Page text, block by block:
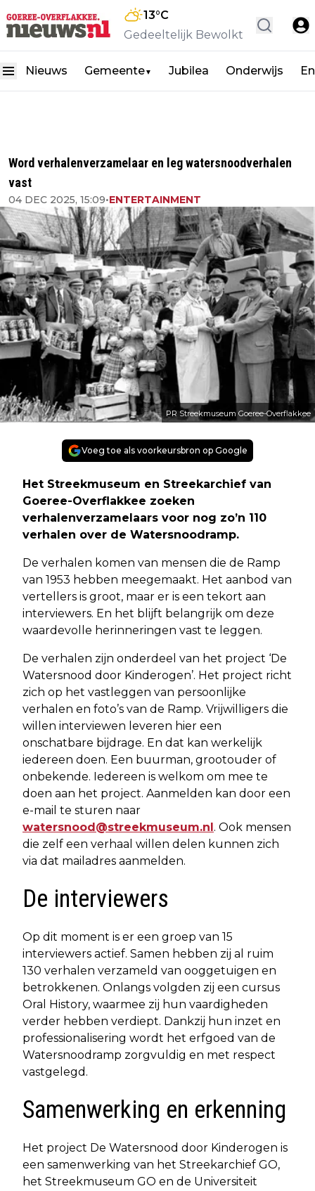
13°C
Gedeeltelijk Bewolkt
Nieuws Gemeente▼ Jubilea Onderwijs
Word verhalenverzamelaar en leg watersnoodverhalen
vast
04 DEC 2025, 15:09•ENTERTAINMENT
PR Streekmuseum Goeree-Overflakkee
Voeg toe als voorkeursbron op Google
Het Streekmuseum en Streekarchief van
Goeree-Overflakkee zoeken
verhalenverzamelaars voor nog zo’n 110
verhalen over de Watersnoodramp.
De verhalen komen van mensen die de Ramp
van 1953 hebben meegemaakt. Het aanbod van
vertellers is groot, maar er is een tekort aan
interviewers. En het blijft belangrijk om deze
waardevolle herinneringen vast te leggen.
De verhalen zijn onderdeel van het project ‘De
Watersnood door Kinderogen’. Het project richt
zich op het vastleggen van persoonlijke
verhalen en foto’s van de Ramp. Vrijwilligers die
willen interviewen leveren hier een
onschatbare bijdrage. En dat kan werkelijk
iedereen doen. Een buurman, grootouder of
onbekende. Iedereen is welkom om mee te
doen aan het project. Aanmelden kan door een
e-mail te sturen naar
watersnood@streekmuseum.nl . Ook mensen
die zelf een verhaal willen delen kunnen zich
via dat mailadres aanmelden.
De interviewers
Op dit moment is er een groep van 15
interviewers actief. Samen hebben zij al ruim
130 verhalen verzameld van ooggetuigen en
betrokkenen. Onlangs volgden zij een cursus
Oral History, waarmee zij hun vaardigheden
verder hebben verdiept. Dankzij hun inzet en
professionalisering wordt het erfgoed van de
Watersnoodramp zorgvuldig en met respect
vastgelegd.
Samenwerking en erkenning
Het project De Watersnood door Kinderogen is
een samenwerking van het Streekarchief GO,
het Streekmuseum GO en de Universiteit